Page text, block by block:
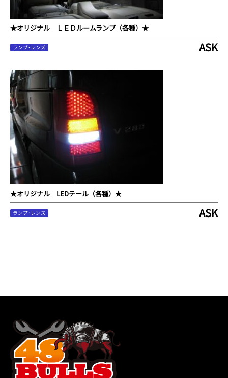
★オリジナル ＬＥＤルームランプ（各種）★
ランプ･レンズ ASK
★オリジナル LEDテール（各種）★
ランプ･レンズ ASK